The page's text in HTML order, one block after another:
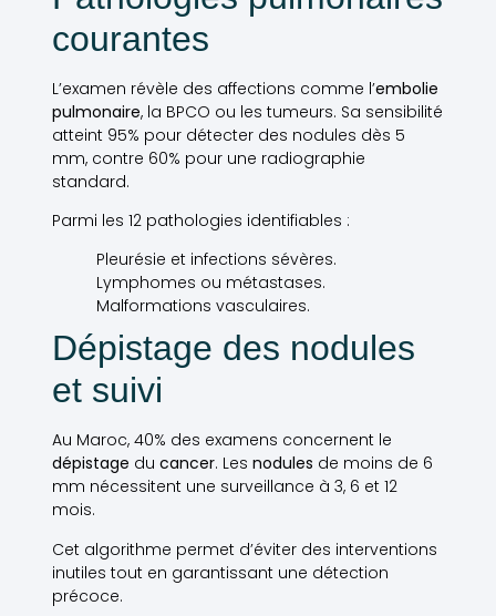
courantes
L’examen révèle des affections comme l’embolie
pulmonaire, la BPCO ou les tumeurs. Sa sensibilité
atteint 95% pour détecter des nodules dès 5
mm, contre 60% pour une radiographie
standard.
Parmi les 12 pathologies identifiables :
Pleurésie et infections sévères.
Lymphomes ou métastases.
Malformations vasculaires.
Dépistage des nodules
et suivi
Au Maroc, 40% des examens concernent le
dépistage du cancer. Les nodules de moins de 6
mm nécessitent une surveillance à 3, 6 et 12
mois.
Cet algorithme permet d’éviter des interventions
inutiles tout en garantissant une détection
précoce.